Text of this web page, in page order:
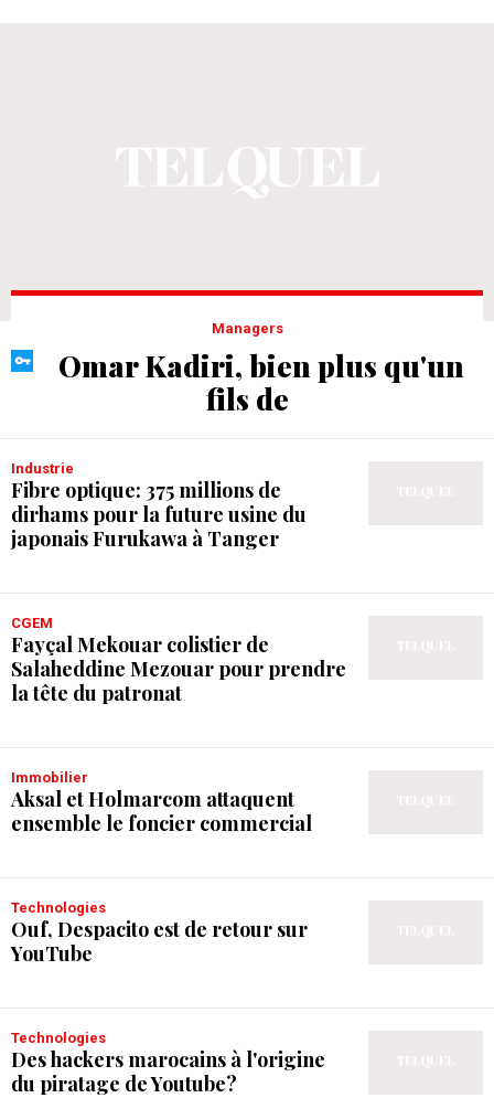
Managers
Omar Kadiri, bien plus qu'un
fils de
Industrie
Fibre optique: 375 millions de
dirhams pour la future usine du
japonais Furukawa à Tanger
CGEM
Fayçal Mekouar colistier de
Salaheddine Mezouar pour prendre
la tête du patronat
Immobilier
Aksal et Holmarcom attaquent
ensemble le foncier commercial
Technologies
Ouf, Despacito est de retour sur
YouTube
Technologies
Des hackers marocains à l'origine
du piratage de Youtube?